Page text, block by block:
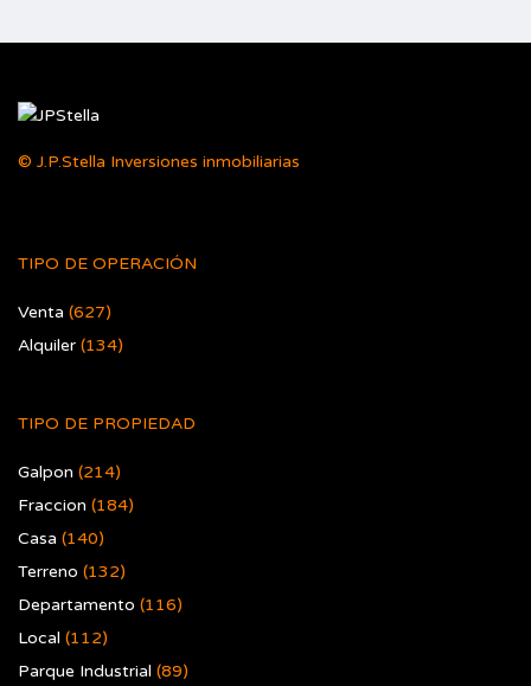
© J.P.Stella Inversiones inmobiliarias
TIPO DE OPERACIÓN
Venta (627)
Alquiler (134)
TIPO DE PROPIEDAD
Galpon (214)
Fraccion (184)
Casa (140)
Terreno (132)
Departamento (116)
Local (112)
Parque Industrial (89)